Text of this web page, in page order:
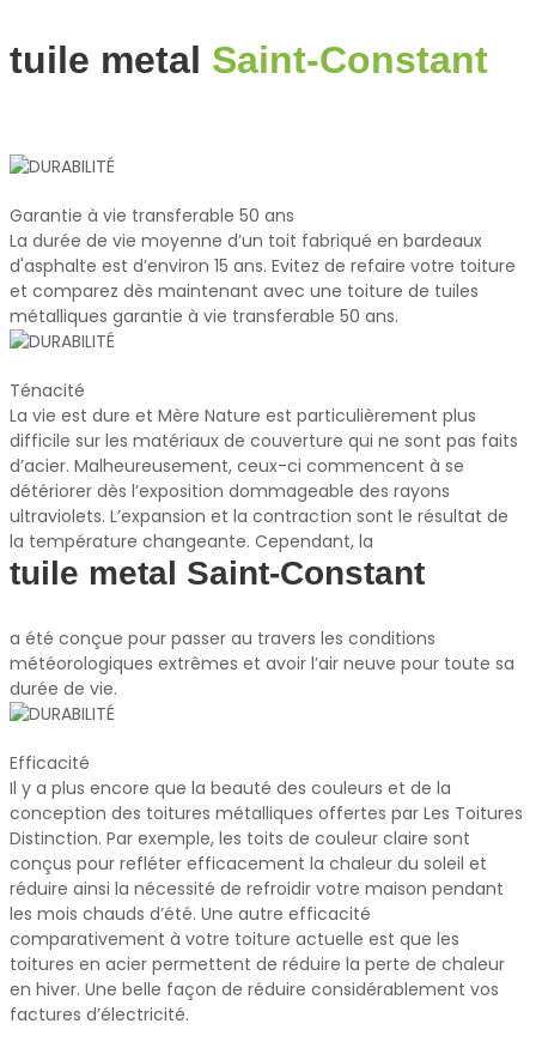
tuile metal Saint-Constant
Garantie à vie transferable 50 ans
La durée de vie moyenne d’un toit fabriqué en bardeaux
d'asphalte est d’environ 15 ans. Evitez de refaire votre toiture
et comparez dès maintenant avec une toiture de tuiles
métalliques garantie à vie transferable 50 ans.
Ténacité
La vie est dure et Mère Nature est particulièrement plus
difficile sur les matériaux de couverture qui ne sont pas faits
d’acier. Malheureusement, ceux-ci commencent à se
détériorer dès l’exposition dommageable des rayons
ultraviolets. L’expansion et la contraction sont le résultat de
la température changeante. Cependant, la
tuile metal Saint-Constant
a été conçue pour passer au travers les conditions
météorologiques extrêmes et avoir l’air neuve pour toute sa
durée de vie.
Efficacité
Il y a plus encore que la beauté des couleurs et de la
conception des toitures métalliques offertes par Les Toitures
Distinction. Par exemple, les toits de couleur claire sont
conçus pour refléter efficacement la chaleur du soleil et
réduire ainsi la nécessité de refroidir votre maison pendant
les mois chauds d’été. Une autre efficacité
comparativement à votre toiture actuelle est que les
toitures en acier permettent de réduire la perte de chaleur
en hiver. Une belle façon de réduire considérablement vos
factures d’électricité.